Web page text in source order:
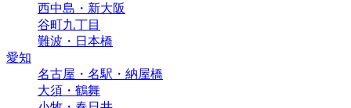
西中島・新大阪
谷町九丁目
難波・日本橋
愛知
名古屋・名駅・納屋橋
大須・鶴舞